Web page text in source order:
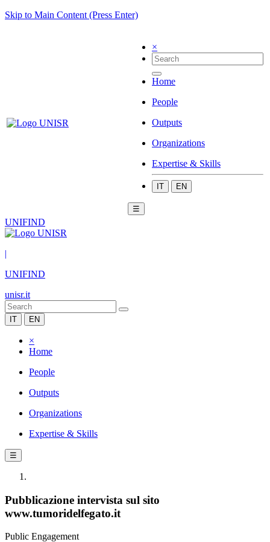
Skip to Main Content (Press Enter)
×
Home
People
Outputs
Organizations
Expertise & Skills
IT EN
☰
UNIFIND
|
UNIFIND
unisr.it
IT EN
×
Home
People
Outputs
Organizations
Expertise & Skills
☰
Pubblicazione intervista sul sito
www.tumoridelfegato.it
Public Engagement